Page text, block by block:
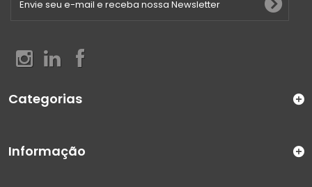
Categorias
Informação